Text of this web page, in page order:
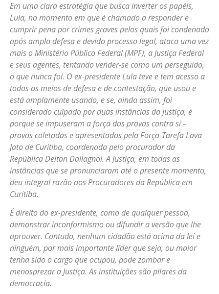
Em uma clara estratégia que busca inverter os papéis,
Lula, no momento em que é chamado a responder e
cumprir pena por crimes graves pelos quais foi condenado
após ampla defesa e devido processo legal, ataca uma vez
mais o Ministério Público Federal (MPF), a Justiça Federal
e seus agentes, tentando vender-se como um perseguido,
o que nunca foi. O ex-presidente Lula teve e tem acesso a
todos os meios de defesa e de contestação, que usou e
está amplamente usando, e se, ainda assim, foi
considerado culpado por duas instâncias da Justiça, é
porque se impuseram a força das provas contra si –
provas coletadas e apresentadas pela Força-Tarefa Lava
Jato de Curitiba, coordenada pelo procurador da
República Deltan Dallagnol. A Justiça, em todas as
instâncias que se pronunciaram até o presente momento,
deu integral razão aos Procuradores da República em
Curitiba.
É direito do ex-presidente, como de qualquer pessoa,
demonstrar inconformismo ou difundir a versão que lhe
aprouver. Contudo, nenhum cidadão está acima da lei e
ninguém, por mais importante líder que seja, ou maior
tenha sido o cargo que ocupou, pode zombar e
menosprezar a Justiça. As instituições são pilares da
democracia.